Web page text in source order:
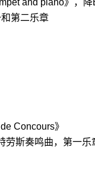
and piano》，降
和第二乐章
Concours》
劳斯奏鸣曲，第一乐